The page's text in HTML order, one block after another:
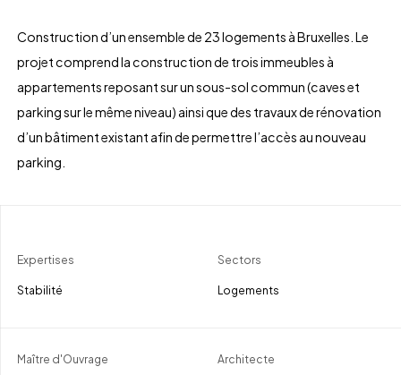
Construction d’un ensemble de 23 logements à Bruxelles. Le
projet comprend la construction de trois immeubles à
appartements reposant sur un sous-sol commun (caves et
parking sur le même niveau) ainsi que des travaux de rénovation
d’un bâtiment existant afin de permettre l’accès au nouveau
parking.
Expertises
Stabilité
Sectors
Logements
Maître d'Ouvrage Architecte